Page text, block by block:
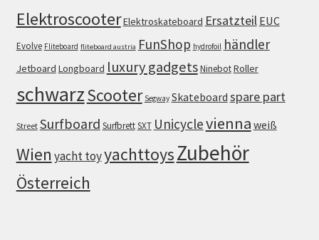
ElektroscooterElektroskateboard Ersatzteil EUC
Evolve Fliteboard fliteboard austria FunShop hydrofoil händler
Jetboard Longboard luxury gadgetsNinebotRoller
schwarzScooter Segway Skateboard spare part
Street Surfboard SurfbrettSXT Unicyclevienna weiß
Wien yacht toyyachttoysZubehör
Österreich